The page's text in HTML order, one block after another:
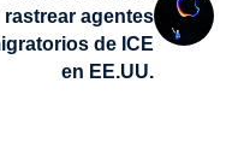
rastrear agentes
de ICE
en EE.UU.